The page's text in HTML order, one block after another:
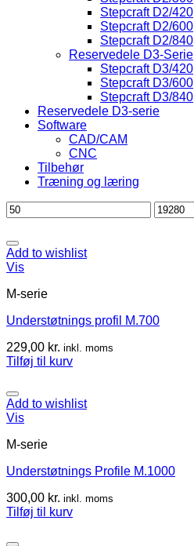
Stepcraft D2/420
Stepcraft D2/600
Stepcraft D2/840
Reservedele D3-Serie
Stepcraft D3/420
Stepcraft D3/600
Stepcraft D3/840
Reservedele D3-serie
Software
CAD/CAM
CNC
Tilbehør
Træning og læring
Mindste
pris
Højeste
pris
Add to wishlist
Vis
M-serie
Understøtnings profil M.700
229,00 kr. inkl. moms
Tilføj til kurv
Add to wishlist
Vis
M-serie
Understøtnings Profile M.1000
300,00 kr. inkl. moms
Tilføj til kurv